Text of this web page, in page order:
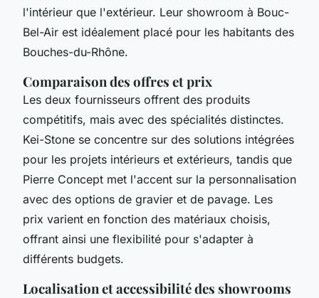
l'intérieur que l'extérieur. Leur showroom à Bouc-
Bel-Air est idéalement placé pour les habitants des
Bouches-du-Rhône.
Comparaison des offres et prix
Les deux fournisseurs offrent des produits
compétitifs, mais avec des spécialités distinctes.
Kei-Stone se concentre sur des solutions intégrées
pour les projets intérieurs et extérieurs, tandis que
Pierre Concept met l'accent sur la personnalisation
avec des options de gravier et de pavage. Les
prix varient en fonction des matériaux choisis,
offrant ainsi une flexibilité pour s'adapter à
différents budgets.
Localisation et accessibilité des showrooms